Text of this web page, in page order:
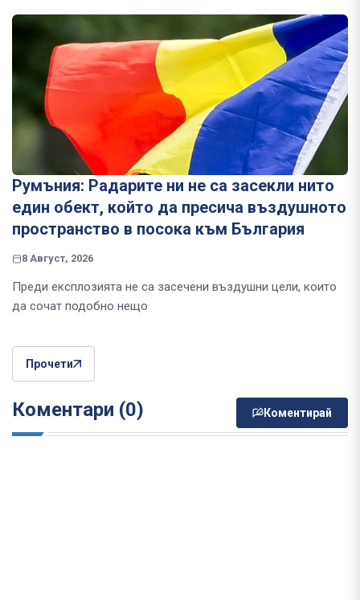
Румъния: Радарите ни не са засекли нито
един обект, който да пресича въздушното
пространство в посока към България
8 Август, 2026
Преди експлозията не са засечени въздушни цели, които
да сочат подобно нещо
Прочети
Коментари (0) Коментирай